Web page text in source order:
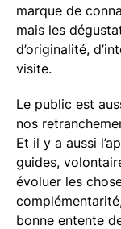
marque de
mais les
d’originalité,
visite.
Le public est
nos
Et il y a aussi
guides,
évoluer les
bonne entente